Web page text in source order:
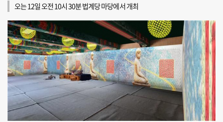
오는 12일 오전 10시 30분 법계당 마당에서 개최